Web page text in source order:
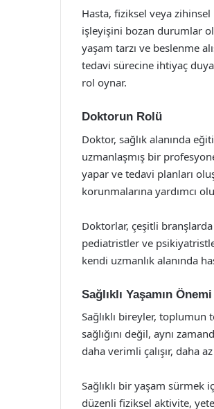
Hasta, fiziksel veya
işleyişini bozan durumlar
yaşam tarzı ve beslenme
tedavi sürecine ihtiyaç
rol oynar.
Doktorun Rolü
Doktor, sağlık alanında
uzmanlaşmış bir
yapar ve tedavi planları
korunmalarına yardımcı
Doktorlar, çeşitli
pediatristler ve
kendi uzmanlık alanında
Sağlıklı Yaşamın Önemi
Sağlıklı bireyler, toplumun
sağlığını değil, aynı
daha verimli çalışır, daha
Sağlıklı bir yaşam sürmek
düzenli fiziksel aktivite,